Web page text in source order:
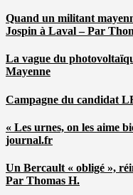
Quand un militant
Jospin à Laval – Par
La vague du
Mayenne
Campagne du candidat
« Les urnes, on les aime
journal.fr
Un Bercault « obligé »,
Par Thomas H.